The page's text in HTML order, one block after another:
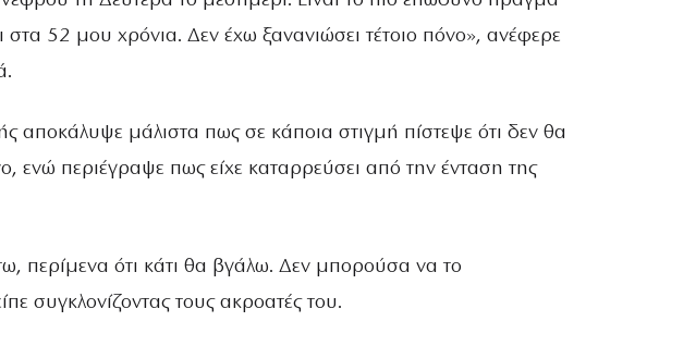
στα 52 μου χρόνια. Δεν έχω ξανανιώσει τέτοιο πόνο», ανέφερε
αποκάλυψε μάλιστα πως σε κάποια στιγμή πίστεψε ότι δεν θα
ενώ περιέγραψε πως είχε καταρρεύσει από την ένταση της
περίμενα ότι κάτι θα βγάλω. Δεν μπορούσα να το
συγκλονίζοντας τους ακροατές του.